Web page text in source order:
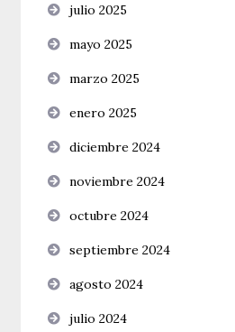
julio 2025
mayo 2025
marzo 2025
enero 2025
diciembre 2024
noviembre 2024
octubre 2024
septiembre 2024
agosto 2024
julio 2024